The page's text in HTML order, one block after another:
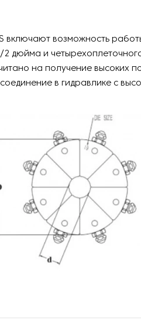
включают возможность
дюйма и
на получение высоких
в гидравлике с